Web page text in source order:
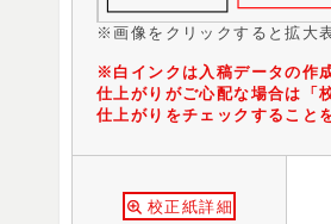
※画像をクリックすると拡大
※白インクは入稿データの作
仕上がりがご心配な場合は「
仕上がりをチェックすること
校正紙詳細